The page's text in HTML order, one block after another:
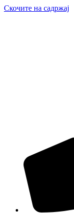
Скочите на садржај